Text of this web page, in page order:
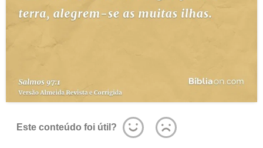
Este conteúdo foi útil?